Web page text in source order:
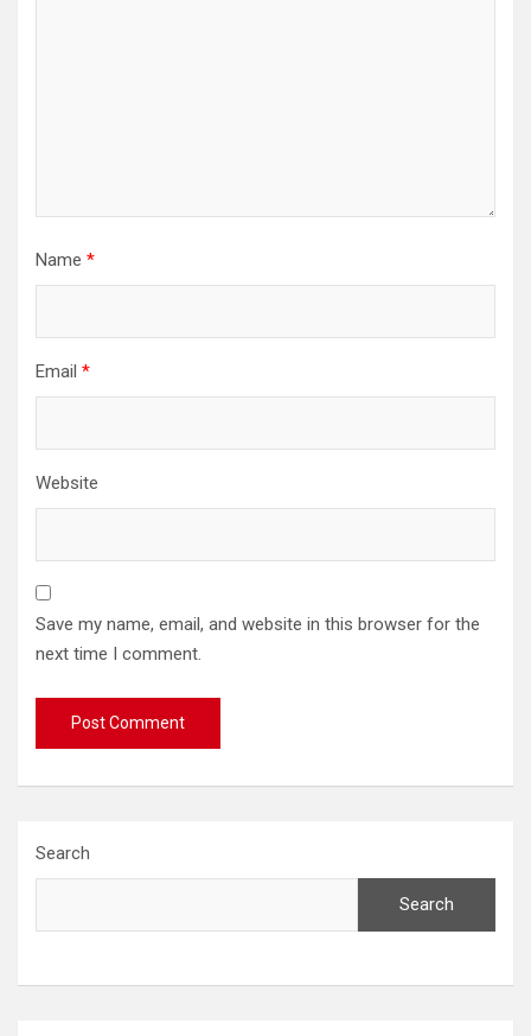
Name *
Email *
Website
Save my name, email, and website in this browser for the
next time I comment.
Search
Search